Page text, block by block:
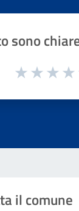
sono
1 a 5 stelle la pagina
il comune